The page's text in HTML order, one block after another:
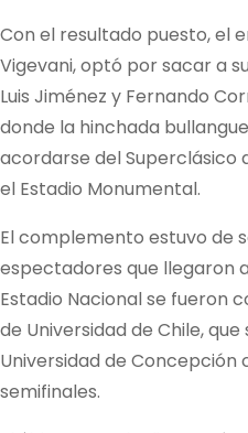
Con el resultado puesto, el
Vigevani, optó por sacar a
Luis Jiménez y Fernando
donde la hinchada
acordarse del Superclásico
el Estadio Monumental.
El complemento estuvo de
espectadores que llegaron
Estadio Nacional se fueron
de Universidad de Chile,
Universidad de Concepción
semifinales.